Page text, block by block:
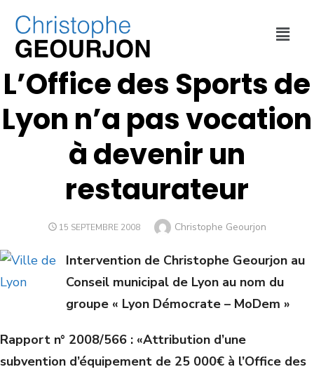
CULTURE ET SPORT,
L’Office des Sports de
Lyon n’a pas vocation
à devenir un
restaurateur
15 SEPTEMBRE 2008 Christophe Geourjon
Intervention de Christophe Geourjon au
Conseil municipal de Lyon au nom du
groupe « Lyon Démocrate – MoDem »
Rapport n° 2008/566 : «Attribution d’une
subvention d’équipement de 25 000€ à l’Office des